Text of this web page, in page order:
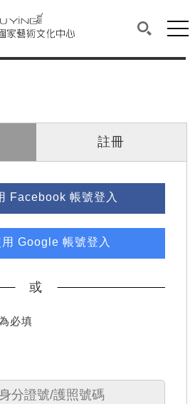
化中心
容區。
塊列有本網站主要連結。
文化中心
搜尋(開
網
頁主要內容區。
註冊
Facebook 帳號登入
用 Google 帳號登入
或
必填